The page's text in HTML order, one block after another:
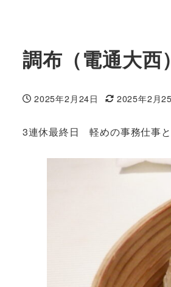
調布（電通大西）
投稿日
2025年2月24日
更新日
2025年2月
3連休最終日 軽めの事務仕事